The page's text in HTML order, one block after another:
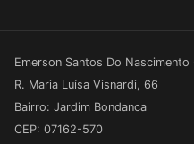
Emerson Santos Do
R. Maria Luísa Visnardi, 66
Bairro: Jardim Bondanca
CEP: 07162-570